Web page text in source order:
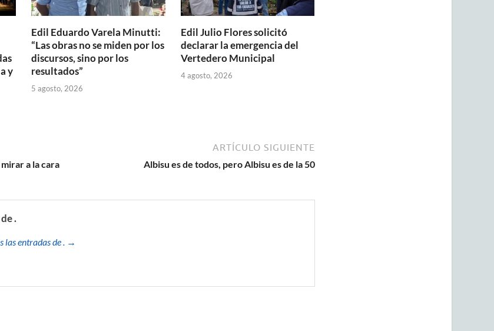
y
Edil Eduardo Varela Minutti:
“Las obras no se miden por los
discursos, sino por los
resultados”
5 agosto, 2026
Edil Julio Flores solicitó
declarar la emergencia del
Vertedero Municipal
4 agosto, 2026
a la cara
ARTÍCULO SIGUIENTE
Albisu es de todos, pero Albisu es de la 50
.
las entradas de . →